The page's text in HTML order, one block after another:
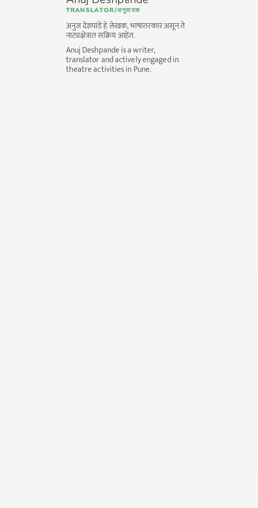
TRANSLATOR/अनुवादक
अनुज देशपांडे हे लेखक, भाषांतरकार असून ते
नाट्यक्षेत्रात सक्रिय आहेत.
Anuj Deshpande is a writer,
translator and actively engaged in
theatre activities in Pune.